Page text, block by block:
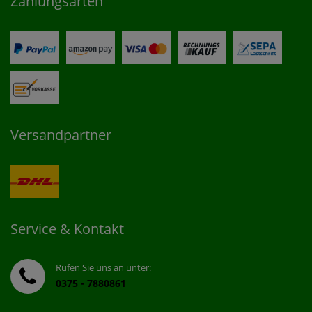
Versandpartner
Service & Kontakt
Rufen Sie uns an unter:
0375 - 7880861